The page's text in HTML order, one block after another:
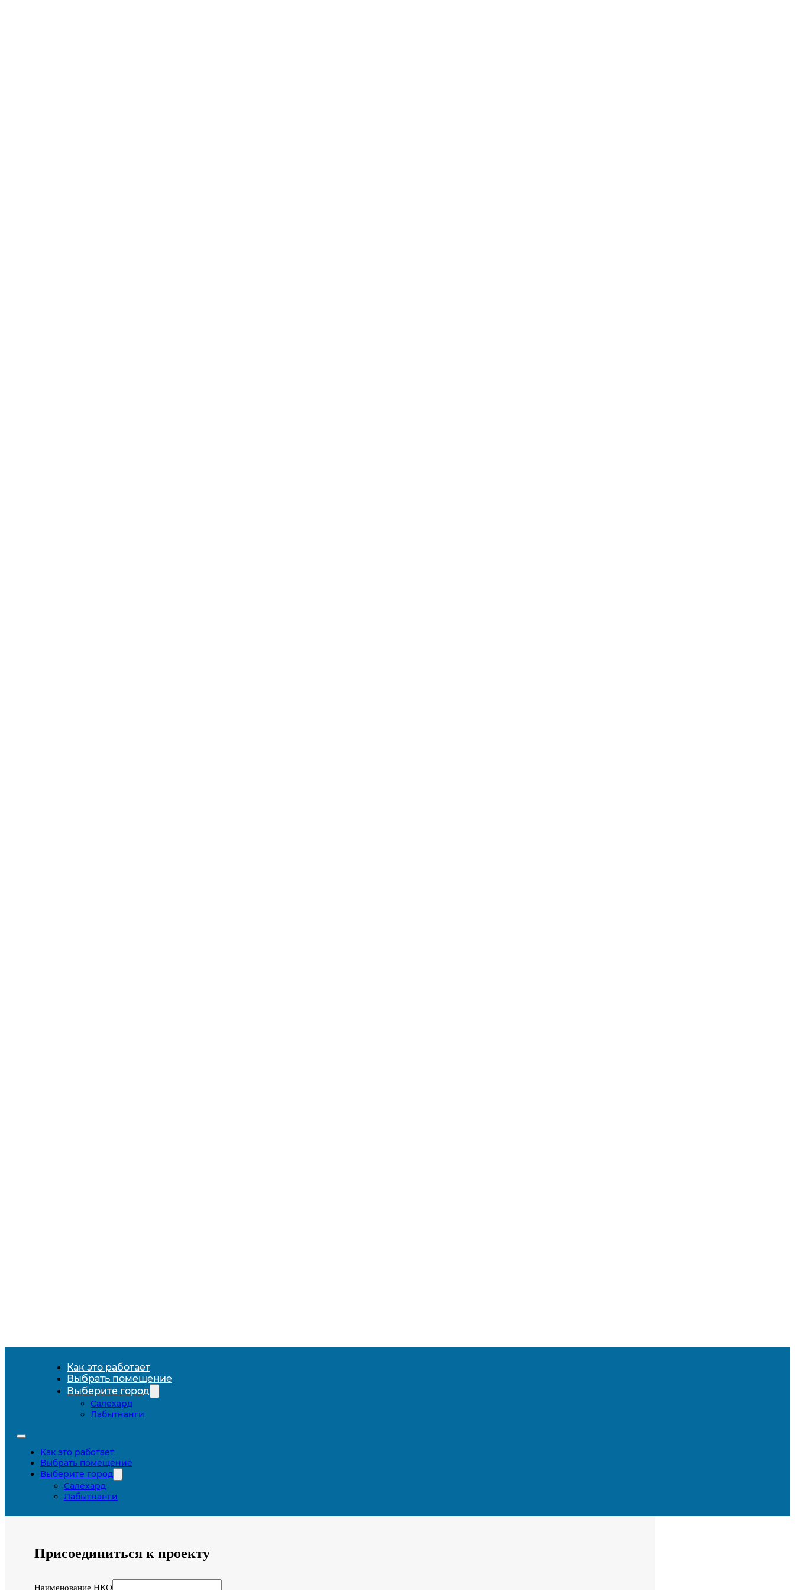
Как это работает
Выбрать помещение
Выберите город
Салехард
Лабытнанги
Как это работает
Выбрать помещение
Выберите город
Салехард
Лабытнанги
Присоединиться к проекту
Наименование НКО